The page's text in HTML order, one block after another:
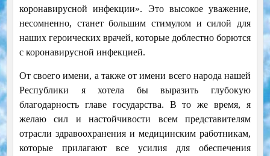
коронавирусной инфекции». Это высокое уважение,
несомненно, станет большим стимулом и силой для
наших героических врачей, которые доблестно борются
с коронавирусной инфекцией.
От своего имени, а также от имени всего народа нашей
Республики я хотела бы выразить глубокую
благодарность главе государства. В то же время, я
желаю сил и настойчивости всем представителям
отрасли здравоохранения и медицинским работникам,
которые прилагают все усилия для обеспечения